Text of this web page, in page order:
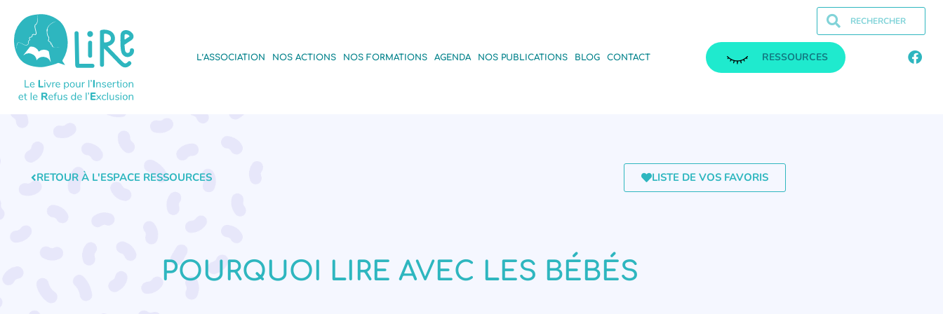
L’ASSOCIATION NOS ACTIONS NOS FORMATIONS AGENDA NOS PUBLICATIONS BLOG CONTACT RESSOURCES
RETOUR À L'ESPACE RESSOURCES LISTE DE VOS FAVORIS
POURQUOI LIRE AVEC LES BÉBÉS